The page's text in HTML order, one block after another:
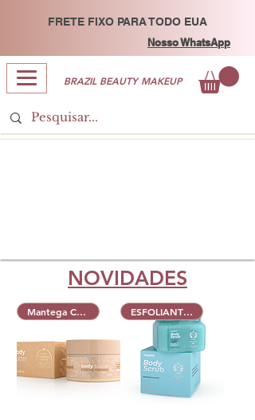
FRETE FIXO PARA TODO EUA
Nosso WhatsApp
BRAZIL BEAUTY MAKEUP
NOVIDADES
Mantega Corporal ESFOLIANTE CORPORAL